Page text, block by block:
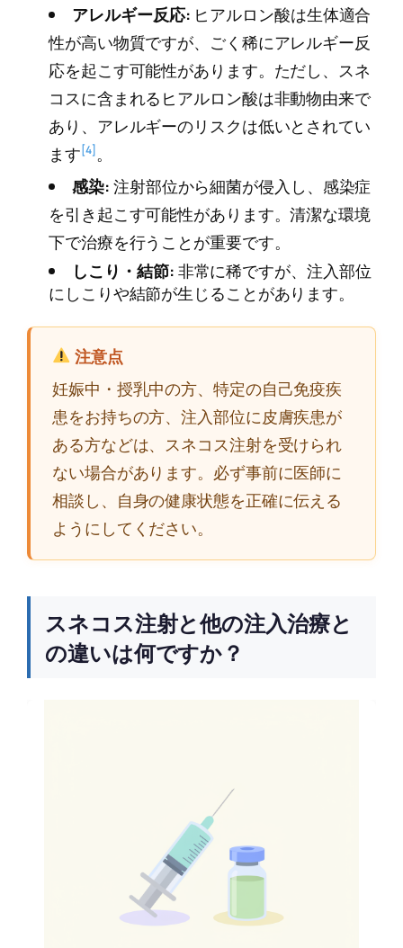
アレルギー反応: ヒアルロン酸は生体適合
性が高い物質ですが、ごく稀にアレルギー反
応を起こす可能性があります。ただし、スネ
コスに含まれるヒアルロン酸は非動物由来で
あり、アレルギーのリスクは低いとされてい
ます[4]。
感染:注射部位から細菌が侵入し、感染症
を引き起こす可能性があります。清潔な環境
下で治療を行うことが重要です。
しこり・結節:非常に稀ですが、注入部位
にしこりや結節が生じることがあります。
注意点
妊娠中・授乳中の方、特定の自己免疫疾
患をお持ちの方、注入部位に皮膚疾患が
ある方などは、スネコス注射を受けられ
ない場合があります。必ず事前に医師に
相談し、自身の健康状態を正確に伝える
ようにしてください。
スネコス注射と他の注入治療と
の違いは何ですか？